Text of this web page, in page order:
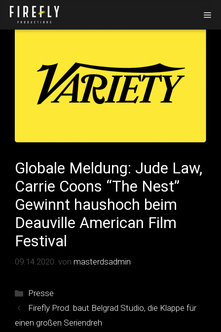
Zum
Inhalt
springen
Globale Meldung: Jude Law,
Carrie Coons “The Nest”
Gewinnt haushoch beim
Deauville American Film
Festival
09.14.2020. von masterdsadmin
Kategorien
Presse
Beitrags-
Navigation
Firefly Prod. baut Belgrad Studio, die Klappe für
einen großen Seriendreh